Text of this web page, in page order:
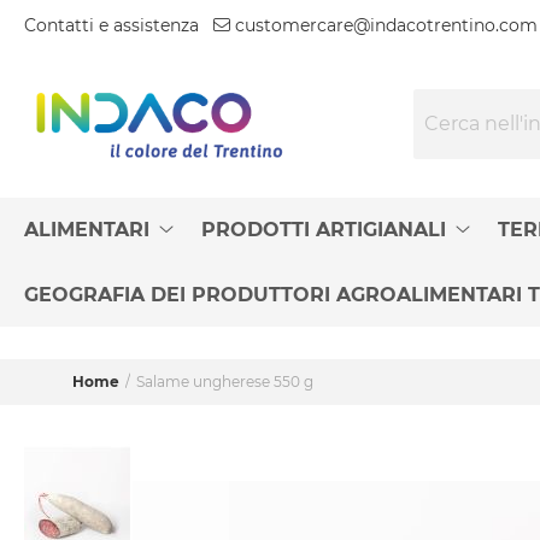
Contatti e assistenza customercare@indacotrentino.com
Search
ALIMENTARI PRODOTTI ARTIGIANALI
GEOGRAFIA DEI PRODUTTORI AGROALIMENTARI
Home Salame ungherese 550 g
fine
della